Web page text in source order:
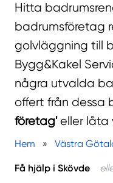
Hitta
badrumsföretag
golvläggning till
Bygg&Kakel
några utvalda
offert från dessa
företag'eller låta
Hem » Västra
Få hjälp i Skövde